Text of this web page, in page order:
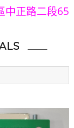
正路二段